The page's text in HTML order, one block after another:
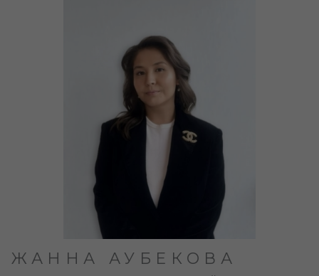
ЖАННА АУБЕКОВА